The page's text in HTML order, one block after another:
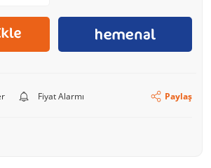
Fiyat Alarmı Paylaş